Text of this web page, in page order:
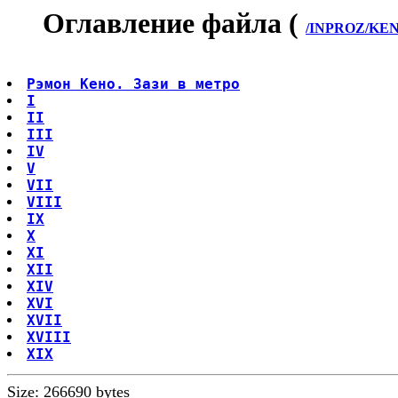
Оглавление файла ( /INPROZ/
Рэмон Кено. Зази в метро
I
II
III
IV
V
VII
VIII
IX
Х
XI
XII
XIV
XVI
ХVII
XVIII
XIX
Size: 266690 bytes